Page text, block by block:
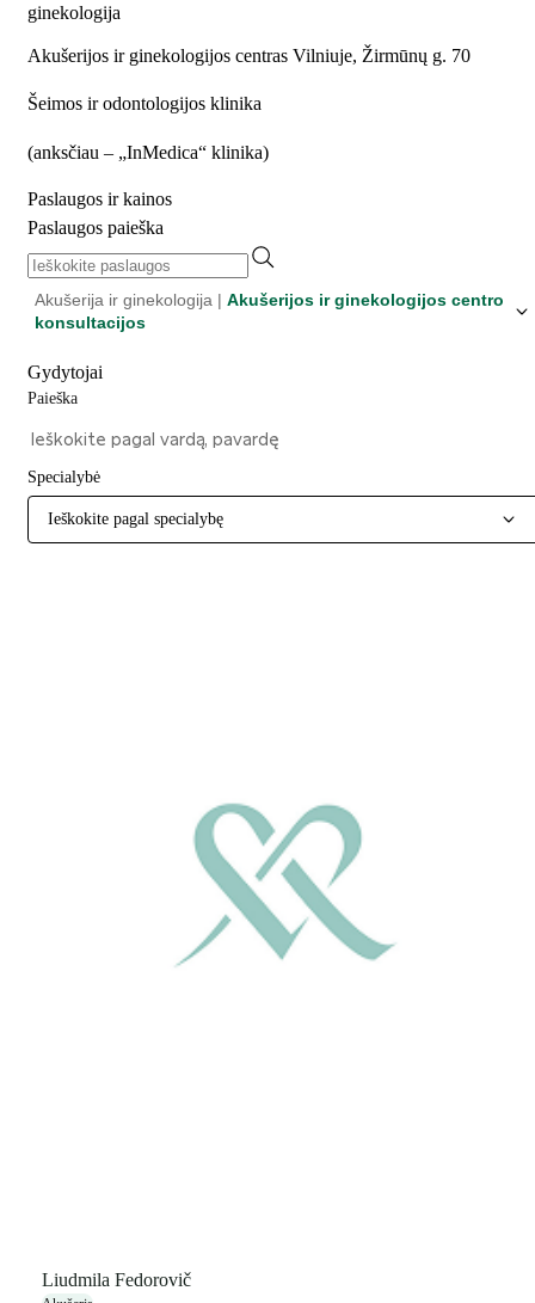
ginekologija
Akušerijos ir ginekologijos centras Vilniuje, Žirmūnų g. 70
Šeimos ir odontologijos klinika
(anksčiau – „InMedica“ klinika)
Paslaugos ir kainos
Paslaugos paieška
Akušerija ir ginekologija | Akušerijos ir ginekologijos centro
konsultacijos
Gydytojai
Paieška
Specialybė
Ieškokite pagal specialybę
Liudmila Fedorovič